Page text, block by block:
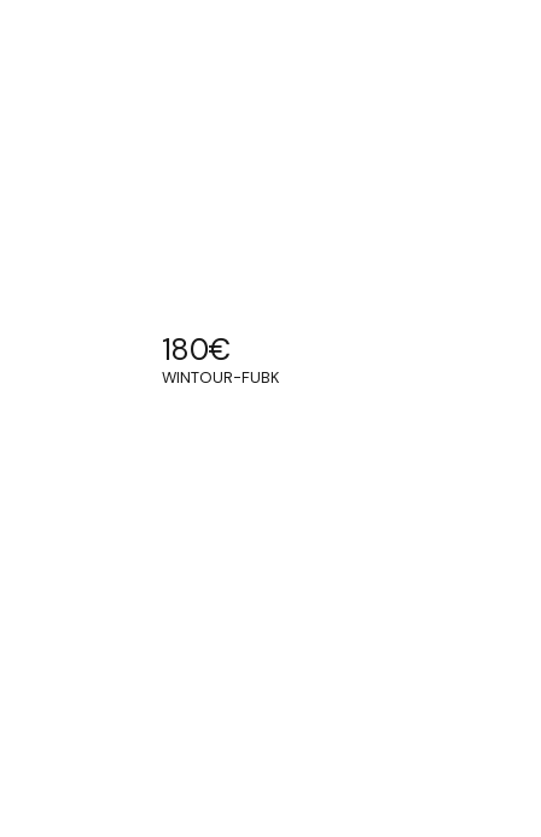
180€
WINTOUR-FUBK